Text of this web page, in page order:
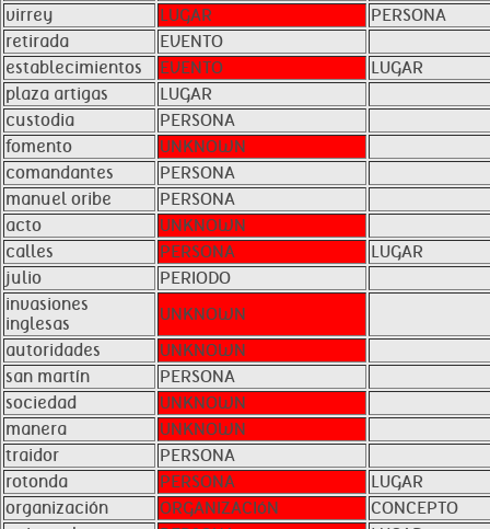
virrey
LUGAR
PERSONA
retirada
EVENTO
establecimientos
EVENTO
LUGAR
plaza artigas
LUGAR
custodia
PERSONA
fomento
UNKNOWN
comandantes
PERSONA
manuel oribe
PERSONA
acto
UNKNOWN
calles
PERSONA
LUGAR
julio
PERIODO
invasiones
inglesas
UNKNOWN
autoridades
UNKNOWN
san martín
PERSONA
sociedad
UNKNOWN
manera
UNKNOWN
traidor
PERSONA
rotonda
PERSONA
LUGAR
organización
ORGANIZACIóN
CONCEPTO